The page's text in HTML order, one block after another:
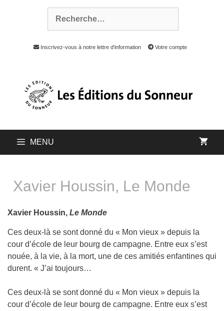
Inscrivez-vous à notre lettre d'information Votre compte
MENU
Xavier Houssin, Le Monde
Xavier Houssin, Le Monde
Ces deux-là se sont donné du « Mon vieux » depuis la
cour d’école de leur bourg de campagne. Entre eux s’est
nouée, à la vie, à la mort, une de ces amitiés enfantines qui
durent. « J’ai toujours…
Ces deux-là se sont donné du « Mon vieux » depuis la
cour d’école de leur bourg de campagne. Entre eux s’est